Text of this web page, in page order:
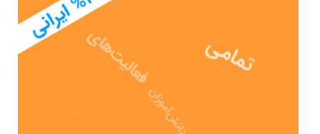
مدرسه نامشخص کاردانش امام جواد (ع) با مشارکت و تلاش بی وقفه ی
دولت پس از 3ساله در سال 1366 وارد چرخه آموزشی کشور شده و پذیرای
فرزندان ایران زمین بوده است.
نامشخص دوره دوم متوسطه- کاردانش کاردانش امام جواد (ع)، دارای
بنای آموزشی 408 مترمربع می باشد. همچنین مساحت محیط ورزشی و
از این منظر، نمره قابل قبولی دارد.